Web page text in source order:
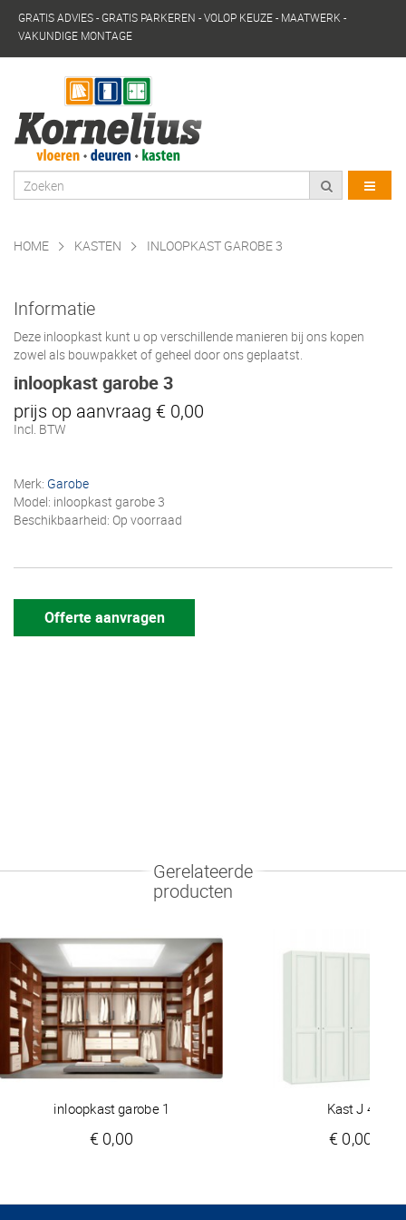
GRATIS ADVIES - GRATIS PARKEREN - VOLOP KEUZE - MAATWERK -
VAKUNDIGE MONTAGE
HOME KASTEN INLOOPKAST GAROBE 3
Informatie
Deze inloopkast kunt u op verschillende manieren bij ons kopen
zowel als bouwpakket of geheel door ons geplaatst.
inloopkast garobe 3
prijs op aanvraag € 0,00
Incl. BTW
Merk: Garobe
Model: inloopkast garobe 3
Beschikbaarheid: Op voorraad
Offerte aanvragen
Gerelateerde
producten
inloopkast garobe 1
€ 0,00
Kast J 4
€ 0,00